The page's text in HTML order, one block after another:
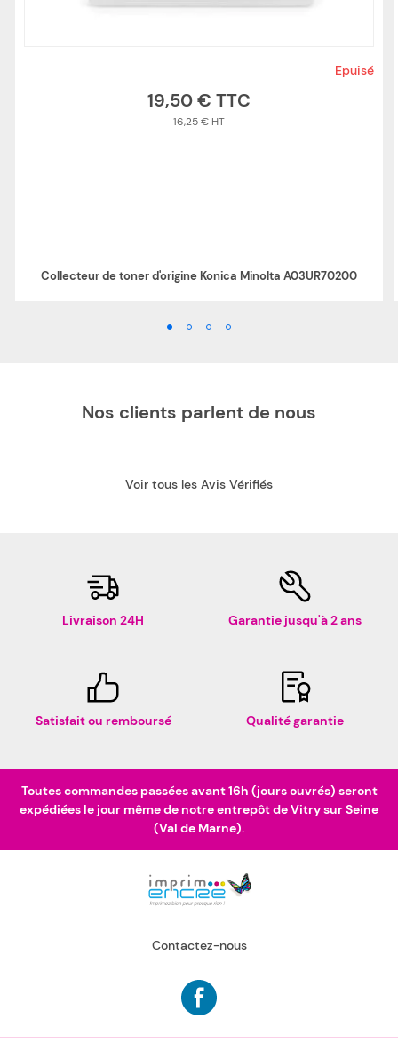
Epuisé
19,50 €
16,25 €
Collecteur de toner d'origine Konica Minolta A03UR70200
Nos clients parlent de nous
Voir tous les Avis Vérifiés
Livraison 24H Garantie jusqu'à 2 ans
Satisfait ou remboursé Qualité garantie
Toutes commandes passées avant 16h (jours ouvrés) seront
expédiées le jour même de notre entrepôt de Vitry sur Seine
(Val de Marne).
Contactez-nous